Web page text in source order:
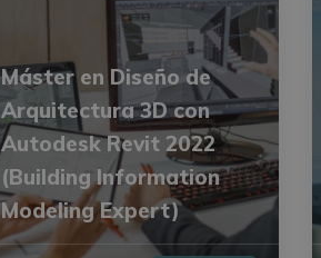
Máster en Diseño de
Arquitectura 3D con
Autodesk Revit 2022
(Building Information
Modeling Expert)